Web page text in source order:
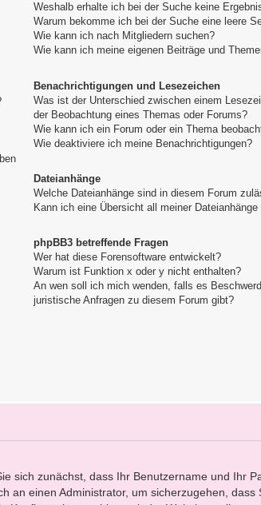
Weshalb erhalte ich bei der Suche keine
Warum bekomme ich bei der Suche eine leere
Wie kann ich nach Mitgliedern suchen?
Wie kann ich meine eigenen Beiträge und
Benachrichtigungen und Lesezeichen
Was ist der Unterschied zwischen einem
der Beobachtung eines Themas oder Forums?
Wie kann ich ein Forum oder ein Thema
Wie deaktiviere ich meine Benachrichtigungen?
Dateianhänge
Welche Dateianhänge sind in diesem Forum
Kann ich eine Übersicht all meiner Dateianhänge
phpBB3 betreffende Fragen
Wer hat diese Forensoftware entwickelt?
Warum ist Funktion x oder y nicht enthalten?
An wen soll ich mich wenden, falls es
juristische Anfragen zu diesem Forum gibt?
sich zunächst, dass Ihr Benutzername und Ihr
an einen Administrator, um sicherzugehen, dass